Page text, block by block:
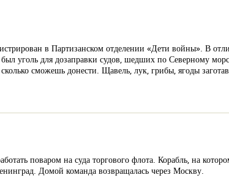
в Партизанском отделении «Дети войны». В
уголь для дозаправки судов, шедших по Северному
сможешь донести. Щавель, лук, грибы, ягоды
поваром на суда торгового флота. Корабль, на
Домой команда возвращалась через Москву.